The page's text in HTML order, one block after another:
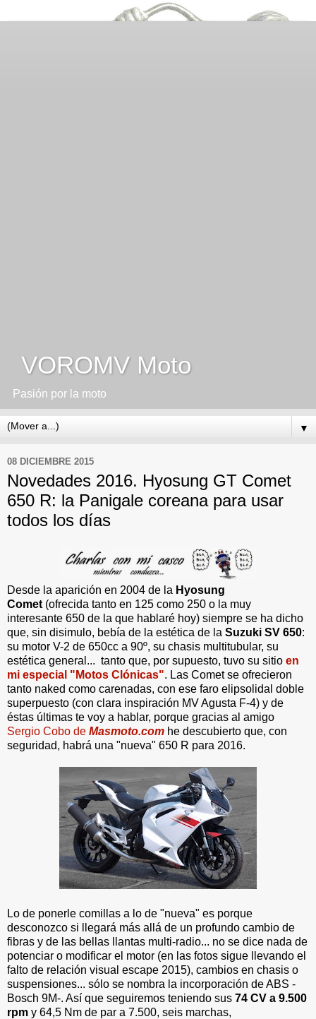
VOROMV Moto
Pasión por la moto
▼
08 DICIEMBRE 2015
Novedades 2016. Hyosung GT Comet
650 R: la Panigale coreana para usar
todos los días
Desde la aparición en 2004 de la Hyosung
Comet (ofrecida tanto en 125 como 250 o la muy
interesante 650 de la que hablaré hoy) siempre se ha dicho
que, sin disimulo, bebía de la estética de la Suzuki SV 650:
su motor V-2 de 650cc a 90º, su chasis multitubular, su
estética general... tanto que, por supuesto, tuvo su sitio en
mi especial "Motos Clónicas". Las Comet se ofrecieron
tanto naked como carenadas, con ese faro elipsolidal doble
superpuesto (con clara inspiración MV Agusta F-4) y de
éstas últimas te voy a hablar, porque gracias al amigo
Sergio Cobo de Masmoto.com he descubierto que, con
seguridad, habrá una "nueva" 650 R para 2016.
Lo de ponerle comillas a lo de "nueva" es porque
desconozco si llegará más allá de un profundo cambio de
fibras y de las bellas llantas multi-radio... no se dice nada de
potenciar o modificar el motor (en las fotos sigue llevando el
falto de relación visual escape 2015), cambios en chasis o
suspensiones... sólo se nombra la incorporación de ABS -
Bosch 9M-. Así que seguiremos teniendo sus 74 CV a 9.500
rpm y 64,5 Nm de par a 7.500, seis marchas,